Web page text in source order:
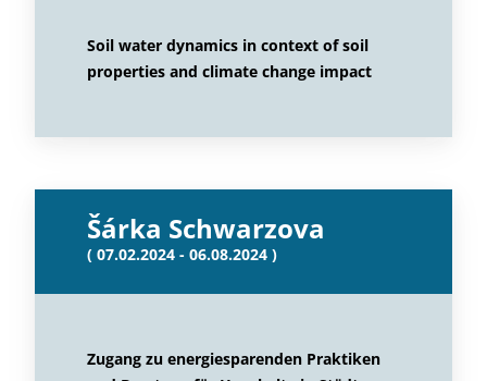
Soil water dynamics in context of soil
properties and climate change impact
Šárka Schwarzova
( 07.02.2024 - 06.08.2024 )
Zugang zu energiesparenden Praktiken